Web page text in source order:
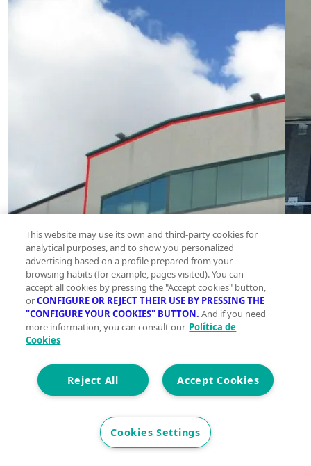
This website may use its own and third-party cookies for
analytical purposes, and to show you personalized
advertising based on a profile prepared from your
browsing habits (for example, pages visited). You can
accept all cookies by pressing the "Accept cookies" button,
orCONFIGURE OR REJECT THEIR USE BY PRESSING THE
"CONFIGURE YOUR COOKIES" BUTTON. And if you need
more information, you can consult our Política de
Cookies
Accept Cookies
Reject All
Cookies Settings